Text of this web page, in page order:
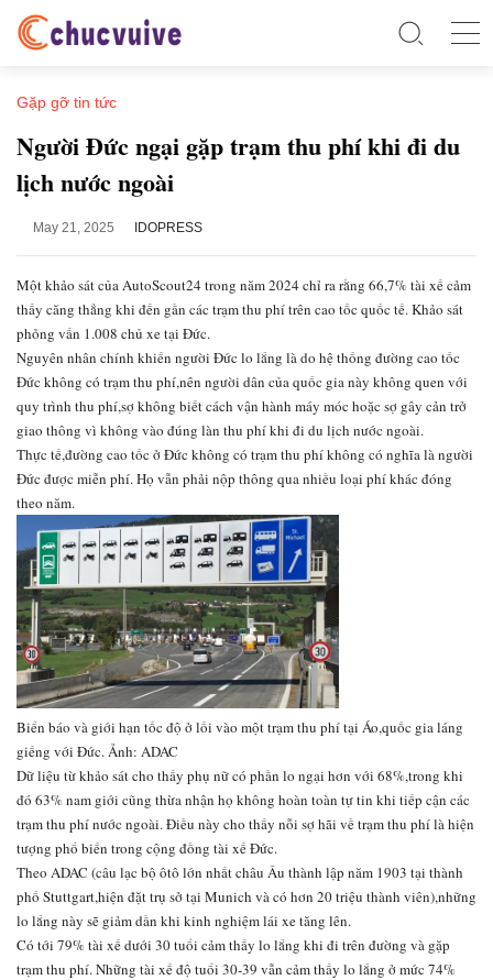
Gặp gỡ tin tức
Người Đức ngại gặp trạm thu phí khi đi du
lịch nước ngoài
May 21, 2025 IDOPRESS
Một khảo sát của AutoScout24 trong năm 2024 chỉ ra rằng 66,7% tài xế cảm
thấy căng thẳng khi đến gần các trạm thu phí trên cao tốc quốc tế. Khảo sát
phỏng vấn 1.008 chủ xe tại Đức.
Nguyên nhân chính khiến người Đức lo lắng là do hệ thống đường cao tốc
Đức không có trạm thu phí,nên người dân của quốc gia này không quen với
quy trình thu phí,sợ không biết cách vận hành máy móc hoặc sợ gây cản trở
giao thông vì không vào đúng làn thu phí khi đi du lịch nước ngoài.
Thực tế,đường cao tốc ở Đức không có trạm thu phí không có nghĩa là người
Đức được miễn phí. Họ vẫn phải nộp thông qua nhiều loại phí khác đóng
theo năm.
Biển báo và giới hạn tốc độ ở lối vào một trạm thu phí tại Áo,quốc gia láng
giếng với Đức. Ảnh: ADAC
Dữ liệu từ khảo sát cho thấy phụ nữ có phần lo ngại hơn với 68%,trong khi
đó 63% nam giới cũng thừa nhận họ không hoàn toàn tự tin khi tiếp cận các
trạm thu phí nước ngoài. Điều này cho thấy nỗi sợ hãi về trạm thu phí là hiện
tượng phổ biến trong cộng đồng tài xế Đức.
Theo ADAC (câu lạc bộ ôtô lớn nhất châu Âu thành lập năm 1903 tại thành
phố Stuttgart,hiện đặt trụ sở tại Munich và có hơn 20 triệu thành viên),những
lo lắng này sẽ giảm dần khi kinh nghiệm lái xe tăng lên.
Có tới 79% tài xế dưới 30 tuổi cảm thấy lo lắng khi đi trên đường và gặp
trạm thu phí. Những tài xế độ tuổi 30-39 vẫn cảm thấy lo lắng ở mức 74%